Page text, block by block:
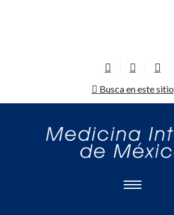
Busca en este sitio